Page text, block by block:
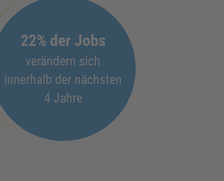
22% der Jobs
verändern sich
innerhalb der nächsten
4 Jahre